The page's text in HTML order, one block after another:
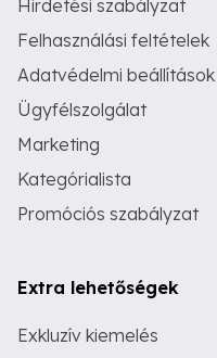
Hirdetési szabályzat
Felhasználási feltételek
Adatvédelmi beállítások
Ügyfélszolgálat
Marketing
Kategórialista
Promóciós szabályzat
Extra lehetőségek
Exkluzív kiemelés